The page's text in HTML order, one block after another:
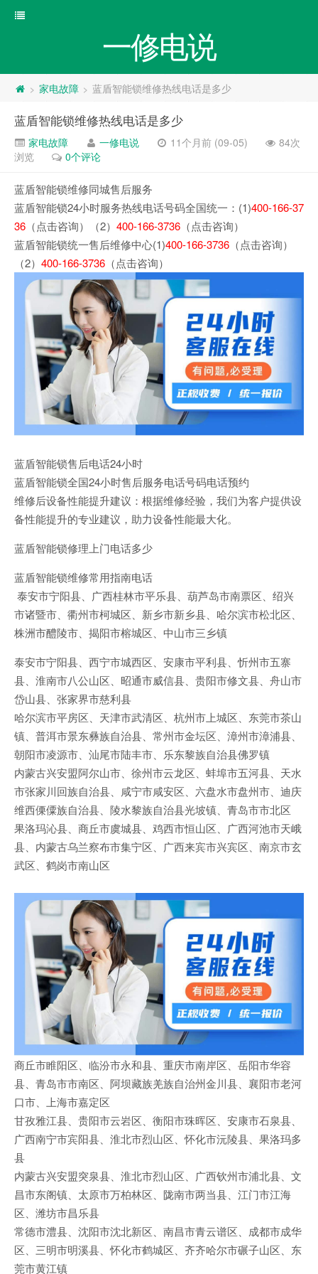
一修电说
> 家电故障 > 蓝盾智能锁维修热线电话是多少
蓝盾智能锁维修热线电话是多少
家电故障 一修电说 11个月前 (09-05)
84次
浏览
0个评论
蓝盾智能锁维修同城售后服务
蓝盾智能锁24小时服务热线电话号码全国统一：(1)400-166-37
36 （点击咨询）（2） 400-166-3736 （点击咨询）
蓝盾智能锁统一售后维修中心(1)400-166-3736 （点击咨询）
（2） 400-166-3736 （点击咨询）
蓝盾智能锁售后电话24小时
蓝盾智能锁全国24小时售后服务电话号码电话预约
维修后设备性能提升建议：根据维修经验，我们为客户提供设
备性能提升的专业建议，助力设备性能最大化。
蓝盾智能锁修理上门电话多少
蓝盾智能锁维修常用指南电话
泰安市宁阳县、广西桂林市平乐县、葫芦岛市南票区、绍兴
市诸暨市、衢州市柯城区、新乡市新乡县、哈尔滨市松北区、
株洲市醴陵市、揭阳市榕城区、中山市三乡镇
泰安市宁阳县、西宁市城西区、安康市平利县、忻州市五寨
县、淮南市八公山区、昭通市威信县、贵阳市修文县、舟山市
岱山县、张家界市慈利县
哈尔滨市平房区、天津市武清区、杭州市上城区、东莞市茶山
镇、普洱市景东彝族自治县、常州市金坛区、漳州市漳浦县、
朝阳市凌源市、汕尾市陆丰市、乐东黎族自治县佛罗镇
内蒙古兴安盟阿尔山市、徐州市云龙区、蚌埠市五河县、天水
市张家川回族自治县、咸宁市咸安区、六盘水市盘州市、迪庆
维西傈僳族自治县、陵水黎族自治县光坡镇、青岛市市北区
果洛玛沁县、商丘市虞城县、鸡西市恒山区、广西河池市天峨
县、内蒙古乌兰察布市集宁区、广西来宾市兴宾区、南京市玄
武区、鹤岗市南山区
商丘市睢阳区、临汾市永和县、重庆市南岸区、岳阳市华容
县、青岛市市南区、阿坝藏族羌族自治州金川县、襄阳市老河
口市、上海市嘉定区
甘孜雅江县、贵阳市云岩区、衡阳市珠晖区、安康市石泉县、
广西南宁市宾阳县、淮北市烈山区、怀化市沅陵县、果洛玛多
县
内蒙古兴安盟突泉县、淮北市烈山区、广西钦州市浦北县、文
昌市东阁镇、太原市万柏林区、陇南市两当县、江门市江海
区、潍坊市昌乐县
常德市澧县、沈阳市沈北新区、南昌市青云谱区、成都市成华
区、三明市明溪县、怀化市鹤城区、齐齐哈尔市碾子山区、东
莞市黄江镇